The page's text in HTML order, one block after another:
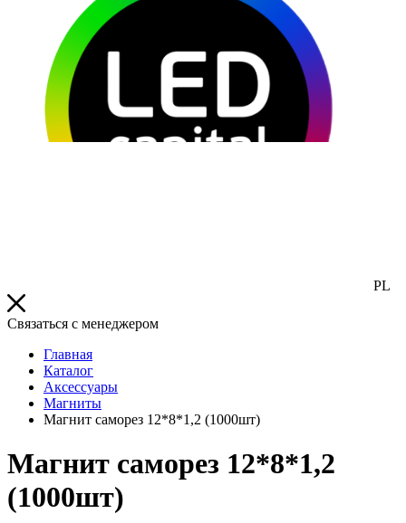
PL
Связаться с менеджером
Главная
Каталог
Аксессуары
Магниты
Магнит саморез 12*8*1,2 (1000шт)
Магнит саморез 12*8*1,2
(1000шт)